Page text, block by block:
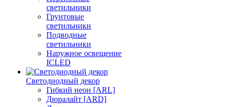
светильники
Грунтовые
светильники
Подводные
светильники
Наружное освещение
ICLED
Светодиодный декор
Гибкий неон [ARL]
Дюралайт [ARD]